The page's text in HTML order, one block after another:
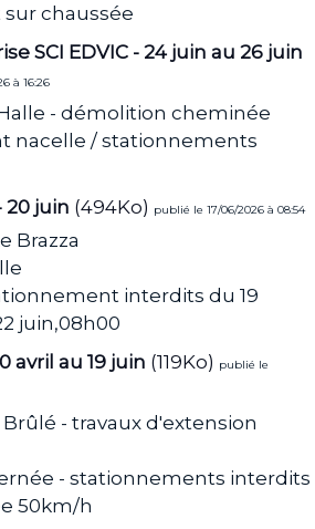
chaussée
SCI EDVIC - 24 juin au 26 juin
à 16:26
- démolition cheminée
nacelle / stationnements
20 juin (494Ko) publié le 17/06/2026 à 08:54
Brazza
interdits du 19
juin,08h00
avril au 19 juin (119Ko) publié le
- travaux d'extension
- stationnements interdits
50km/h